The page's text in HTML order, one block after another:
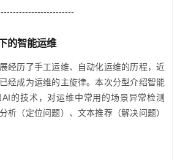
的智能运维
经历了手工运维、自动化运维的历程，近
经成为运维的主旋律。本次分型介绍智能
的技术，对运维中常用的场景异常检测
析（定位问题）、文本推荐（解决问题）